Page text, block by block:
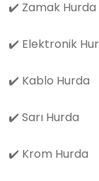
✔️ Zamak Hurda
✔️ Elektronik
✔️ Kablo Hurda
✔️ Sarı Hurda
✔️ Krom Hurda